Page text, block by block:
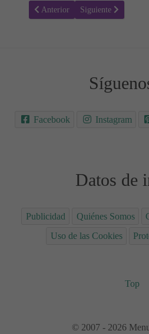
Artículo anterior: Receta para
Anterior Artículo siguiente:
Siguiente
Facebook Instagram
Datos de
Publicidad Quiénes Somos
Uso de las Cookies
Top
© 2007 - 2026